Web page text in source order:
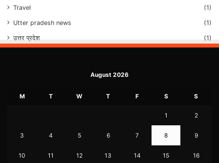
Travel (1)
Utter pradesh news (1)
उत्तर प्रदेश (1)
August 2026
M T W T F S S
1 2
3 4 5 6 7 8 9
10 11 12 13 14 15 16